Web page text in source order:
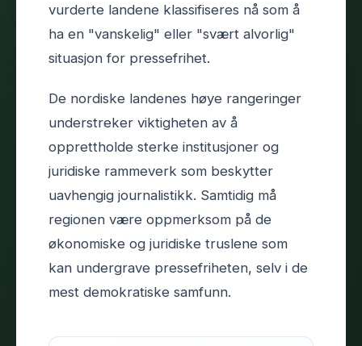
vurderte landene klassifiseres nå som å
ha en "vanskelig" eller "svært alvorlig"
situasjon for pressefrihet.
De nordiske landenes høye rangeringer
understreker viktigheten av å
opprettholde sterke institusjoner og
juridiske rammeverk som beskytter
uavhengig journalistikk. Samtidig må
regionen være oppmerksom på de
økonomiske og juridiske truslene som
kan undergrave pressefriheten, selv i de
mest demokratiske samfunn.